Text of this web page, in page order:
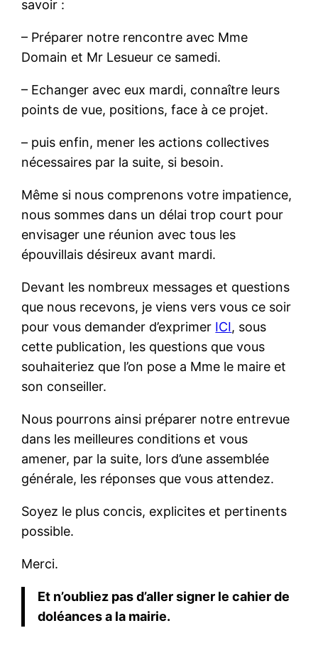
savoir :
– Préparer notre rencontre avec Mme
Domain et Mr Lesueur ce samedi.
– Echanger avec eux mardi, connaître leurs
points de vue, positions, face à ce projet.
– puis enfin, mener les actions collectives
nécessaires par la suite, si besoin.
Même si nous comprenons votre impatience,
nous sommes dans un délai trop court pour
envisager une réunion avec tous les
épouvillais désireux avant mardi.
Devant les nombreux messages et questions
que nous recevons, je viens vers vous ce soir
pour vous demander d’exprimer ICI, sous
cette publication, les questions que vous
souhaiteriez que l’on pose a Mme le maire et
son conseiller.
Nous pourrons ainsi préparer notre entrevue
dans les meilleures conditions et vous
amener, par la suite, lors d’une assemblée
générale, les réponses que vous attendez.
Soyez le plus concis, explicites et pertinents
possible.
Merci.
Et n’oubliez pas d’aller signer le cahier de
doléances a la mairie.